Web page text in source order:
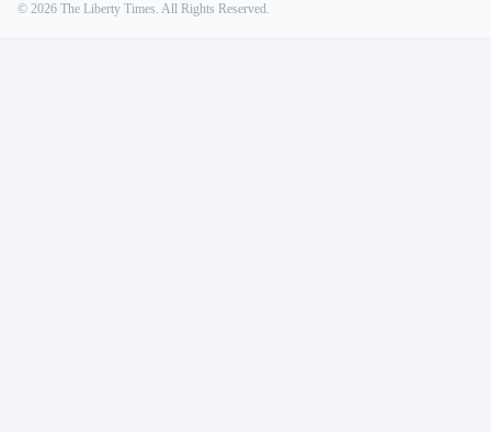
© 2026 The Liberty Times. All Rights Reserved.